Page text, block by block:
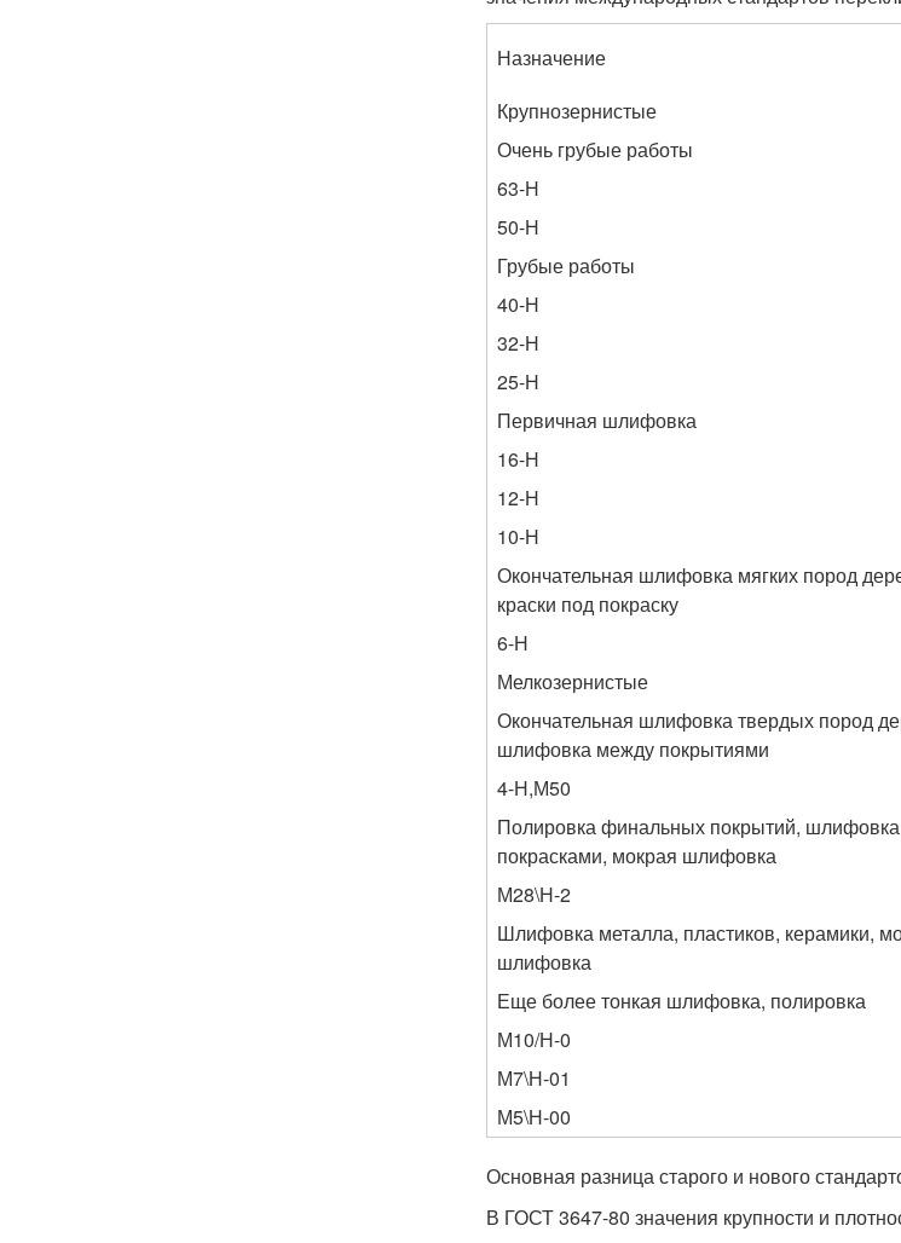
Назначение
Крупнозернистые
Очень грубые работы
63-Н
50-Н
Грубые работы
40-Н
32-Н
25-Н
Первичная шлифовка
16-Н
12-Н
10-Н
Окончательная шлифовка мягких пород
краски под покраску
6-Н
Мелкозернистые
Окончательная шлифовка твердых пород
шлифовка между покрытиями
4-Н,М50
Полировка финальных покрытий,
покрасками, мокрая шлифовка
М28\Н-2
Шлифовка металла, пластиков, керамики,
шлифовка
Еще более тонкая шлифовка, полировка
М10/Н-0
М7\Н-01
М5\Н-00
Основная разница старого и нового
В ГОСТ 3647-80 значения крупности и